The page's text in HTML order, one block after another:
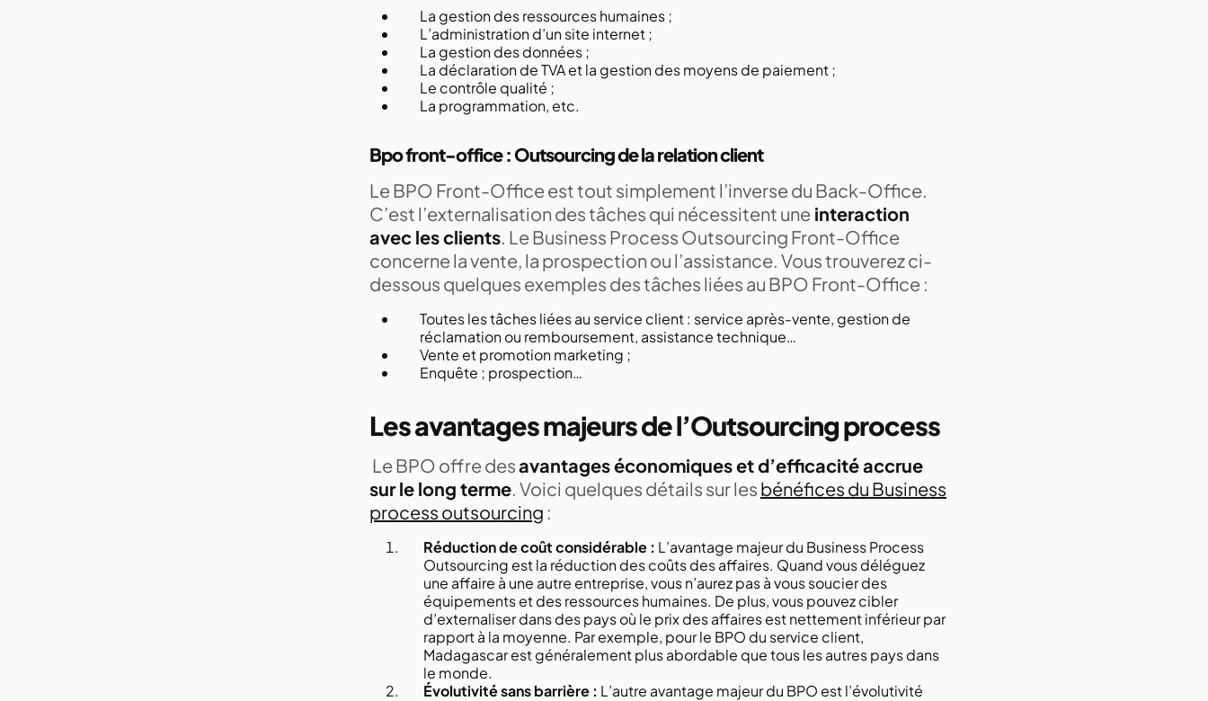
La gestion des ressources humaines ;
L’administration d’un site internet ;
La gestion des données ;
La déclaration de TVA et la gestion des moyens de paiement ;
Le contrôle qualité ;
La programmation, etc.
Bpo front-office : Outsourcing de la relation client
Le BPO Front-Office est tout simplement l’inverse du Back-Office.
C’est l’externalisation des tâches qui nécessitent une interaction
avec les clients. Le Business Process Outsourcing Front-Office
concerne la vente, la prospection ou l’assistance. Vous trouverez ci-
dessous quelques exemples des tâches liées au BPO Front-Office :
Toutes les tâches liées au service client : service après-vente, gestion de
réclamation ou remboursement, assistance technique…
Vente et promotion marketing ;
Enquête ; prospection…
Les avantages majeurs de l’Outsourcing process
Le BPO offre desavantages économiques et d’efficacité accrue
sur le long terme. Voici quelques détails sur les bénéfices du Business
process outsourcing :
Réduction de coût considérable : L’avantage majeur du Business Process
Outsourcing est la réduction des coûts des affaires. Quand vous déléguez
une affaire à une autre entreprise, vous n’aurez pas à vous soucier des
équipements et des ressources humaines. De plus, vous pouvez cibler
d’externaliser dans des pays où le prix des affaires est nettement inférieur par
rapport à la moyenne. Par exemple, pour le BPO du service client,
Madagascar est généralement plus abordable que tous les autres pays dans
le monde.
Évolutivité sans barrière : L’autre avantage majeur du BPO est l’évolutivité